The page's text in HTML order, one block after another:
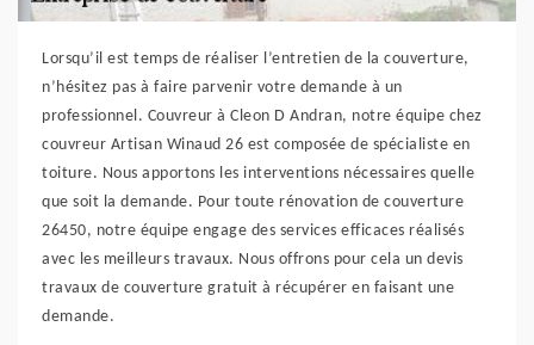
Lorsqu’il est temps de réaliser l’entretien de la couverture,
n’hésitez pas à faire parvenir votre demande à un
professionnel. Couvreur à Cleon D Andran, notre équipe chez
couvreur Artisan Winaud 26 est composée de spécialiste en
toiture. Nous apportons les interventions nécessaires quelle
que soit la demande. Pour toute rénovation de couverture
26450, notre équipe engage des services efficaces réalisés
avec les meilleurs travaux. Nous offrons pour cela un devis
travaux de couverture gratuit à récupérer en faisant une
demande.